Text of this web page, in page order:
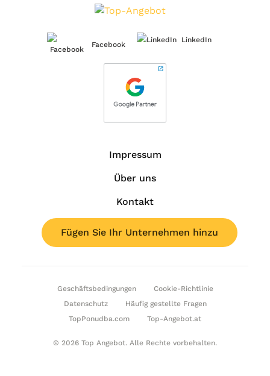
Facebook
LinkedIn
Impressum
Über uns
Kontakt
Fügen Sie Ihr Unternehmen hinzu
Geschäftsbedingungen
Cookie-Richtlinie
Datenschutz
Häufig gestellte Fragen
TopPonudba.com
Top-Angebot.at
© 2026 Top Angebot. Alle Rechte vorbehalten.